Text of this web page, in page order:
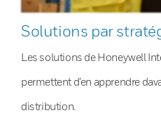
Solutions par
Les solutions de Honeywell
permettent d’en apprendre
distribution.